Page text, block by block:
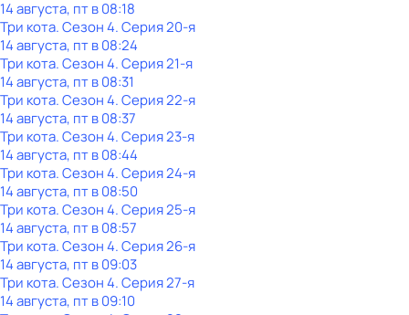
14 августа, пт в 08:18
Три кота. Сезон 4. Серия 20-я
14 августа, пт в 08:24
Три кота. Сезон 4. Серия 21-я
14 августа, пт в 08:31
Три кота. Сезон 4. Серия 22-я
14 августа, пт в 08:37
Три кота. Сезон 4. Серия 23-я
14 августа, пт в 08:44
Три кота. Сезон 4. Серия 24-я
14 августа, пт в 08:50
Три кота. Сезон 4. Серия 25-я
14 августа, пт в 08:57
Три кота. Сезон 4. Серия 26-я
14 августа, пт в 09:03
Три кота. Сезон 4. Серия 27-я
14 августа, пт в 09:10